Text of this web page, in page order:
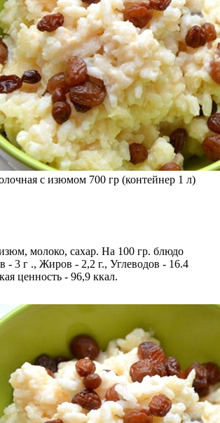
с изюмом 700 гр (контейнер 1 л)
молоко, сахар. На 100 гр. блюдо
- 3 г ., Жиров - 2,2 г., Углеводов - 16.4
ценность - 96,9 ккал.